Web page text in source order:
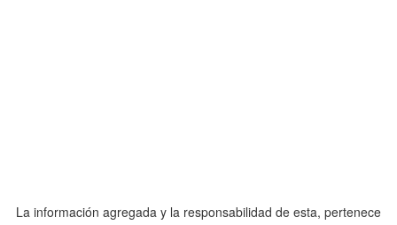
La información agregada y la responsabilidad de esta, pertenece